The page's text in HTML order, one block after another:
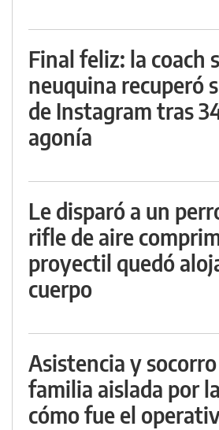
Final feliz: la coach
neuquina recuperó
de Instagram tras
agonía
Le disparó a un
rifle de aire
proyectil quedó
cuerpo
Asistencia y
familia aislada por
cómo fue el